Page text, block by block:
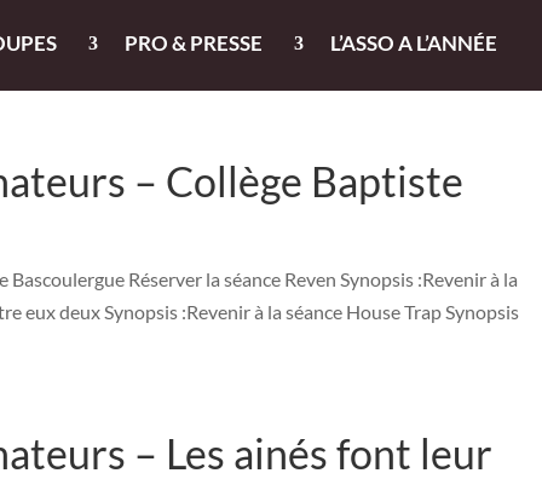
PRO & PRESSE L’ASSO A L’ANNÉE
– Collège Baptiste
Réserver la séance Reven Synopsis :Revenir à la
eux deux Synopsis :Revenir à la séance House Trap Synopsis
– Les ainés font leur